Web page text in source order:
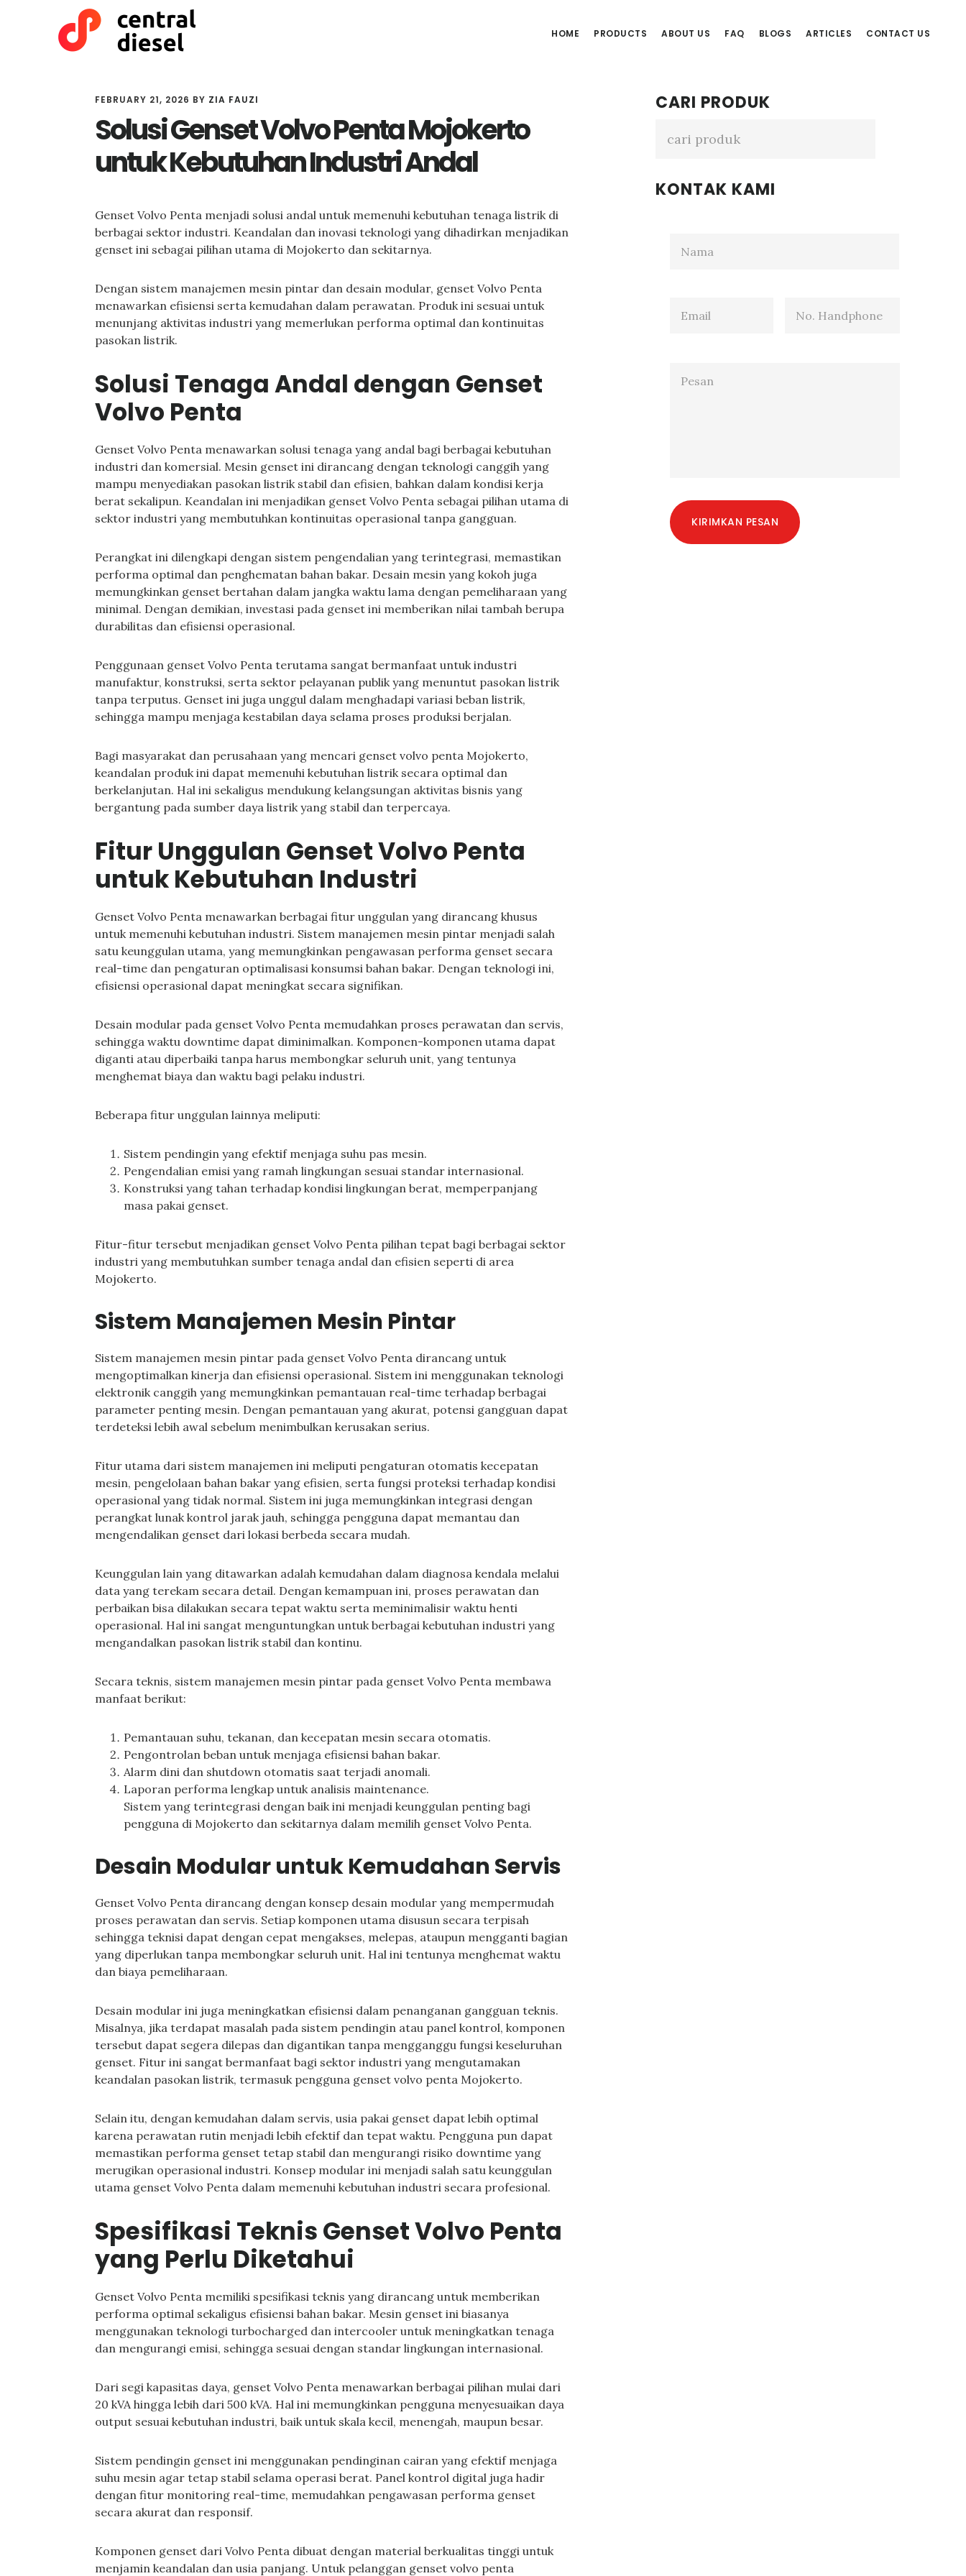
HOME PRODUCTS ABOUT US FAQ BLOGS ARTICLES CONTACT US
FEBRUARY 21, 2026 BY ZIA FAUZI
Solusi Genset Volvo Penta Mojokerto
untuk Kebutuhan Industri Andal
Genset Volvo Penta menjadi solusi andal untuk memenuhi kebutuhan tenaga listrik di
berbagai sektor industri. Keandalan dan inovasi teknologi yang dihadirkan menjadikan
genset ini sebagai pilihan utama di Mojokerto dan sekitarnya.
Dengan sistem manajemen mesin pintar dan desain modular, genset Volvo Penta
menawarkan efisiensi serta kemudahan dalam perawatan. Produk ini sesuai untuk
menunjang aktivitas industri yang memerlukan performa optimal dan kontinuitas
pasokan listrik.
Solusi Tenaga Andal dengan Genset
Volvo Penta
Genset Volvo Penta menawarkan solusi tenaga yang andal bagi berbagai kebutuhan
industri dan komersial. Mesin genset ini dirancang dengan teknologi canggih yang
mampu menyediakan pasokan listrik stabil dan efisien, bahkan dalam kondisi kerja
berat sekalipun. Keandalan ini menjadikan genset Volvo Penta sebagai pilihan utama di
sektor industri yang membutuhkan kontinuitas operasional tanpa gangguan.
Perangkat ini dilengkapi dengan sistem pengendalian yang terintegrasi, memastikan
performa optimal dan penghematan bahan bakar. Desain mesin yang kokoh juga
memungkinkan genset bertahan dalam jangka waktu lama dengan pemeliharaan yang
minimal. Dengan demikian, investasi pada genset ini memberikan nilai tambah berupa
durabilitas dan efisiensi operasional.
Penggunaan genset Volvo Penta terutama sangat bermanfaat untuk industri
manufaktur, konstruksi, serta sektor pelayanan publik yang menuntut pasokan listrik
tanpa terputus. Genset ini juga unggul dalam menghadapi variasi beban listrik,
sehingga mampu menjaga kestabilan daya selama proses produksi berjalan.
Bagi masyarakat dan perusahaan yang mencari genset volvo penta Mojokerto,
keandalan produk ini dapat memenuhi kebutuhan listrik secara optimal dan
berkelanjutan. Hal ini sekaligus mendukung kelangsungan aktivitas bisnis yang
bergantung pada sumber daya listrik yang stabil dan terpercaya.
Fitur Unggulan Genset Volvo Penta
untuk Kebutuhan Industri
Genset Volvo Penta menawarkan berbagai fitur unggulan yang dirancang khusus
untuk memenuhi kebutuhan industri. Sistem manajemen mesin pintar menjadi salah
satu keunggulan utama, yang memungkinkan pengawasan performa genset secara
real-time dan pengaturan optimalisasi konsumsi bahan bakar. Dengan teknologi ini,
efisiensi operasional dapat meningkat secara signifikan.
Desain modular pada genset Volvo Penta memudahkan proses perawatan dan servis,
sehingga waktu downtime dapat diminimalkan. Komponen-komponen utama dapat
diganti atau diperbaiki tanpa harus membongkar seluruh unit, yang tentunya
menghemat biaya dan waktu bagi pelaku industri.
Beberapa fitur unggulan lainnya meliputi:
Sistem pendingin yang efektif menjaga suhu pas mesin.
Pengendalian emisi yang ramah lingkungan sesuai standar internasional.
Konstruksi yang tahan terhadap kondisi lingkungan berat, memperpanjang
masa pakai genset.
Fitur-fitur tersebut menjadikan genset Volvo Penta pilihan tepat bagi berbagai sektor
industri yang membutuhkan sumber tenaga andal dan efisien seperti di area
Mojokerto.
Sistem Manajemen Mesin Pintar
Sistem manajemen mesin pintar pada genset Volvo Penta dirancang untuk
mengoptimalkan kinerja dan efisiensi operasional. Sistem ini menggunakan teknologi
elektronik canggih yang memungkinkan pemantauan real-time terhadap berbagai
parameter penting mesin. Dengan pemantauan yang akurat, potensi gangguan dapat
terdeteksi lebih awal sebelum menimbulkan kerusakan serius.
Fitur utama dari sistem manajemen ini meliputi pengaturan otomatis kecepatan
mesin, pengelolaan bahan bakar yang efisien, serta fungsi proteksi terhadap kondisi
operasional yang tidak normal. Sistem ini juga memungkinkan integrasi dengan
perangkat lunak kontrol jarak jauh, sehingga pengguna dapat memantau dan
mengendalikan genset dari lokasi berbeda secara mudah.
Keunggulan lain yang ditawarkan adalah kemudahan dalam diagnosa kendala melalui
data yang terekam secara detail. Dengan kemampuan ini, proses perawatan dan
perbaikan bisa dilakukan secara tepat waktu serta meminimalisir waktu henti
operasional. Hal ini sangat menguntungkan untuk berbagai kebutuhan industri yang
mengandalkan pasokan listrik stabil dan kontinu.
Secara teknis, sistem manajemen mesin pintar pada genset Volvo Penta membawa
manfaat berikut:
Pemantauan suhu, tekanan, dan kecepatan mesin secara otomatis.
Pengontrolan beban untuk menjaga efisiensi bahan bakar.
Alarm dini dan shutdown otomatis saat terjadi anomali.
Laporan performa lengkap untuk analisis maintenance.
Sistem yang terintegrasi dengan baik ini menjadi keunggulan penting bagi
pengguna di Mojokerto dan sekitarnya dalam memilih genset Volvo Penta.
Desain Modular untuk Kemudahan Servis
Genset Volvo Penta dirancang dengan konsep desain modular yang mempermudah
proses perawatan dan servis. Setiap komponen utama disusun secara terpisah
sehingga teknisi dapat dengan cepat mengakses, melepas, ataupun mengganti bagian
yang diperlukan tanpa membongkar seluruh unit. Hal ini tentunya menghemat waktu
dan biaya pemeliharaan.
Desain modular ini juga meningkatkan efisiensi dalam penanganan gangguan teknis.
Misalnya, jika terdapat masalah pada sistem pendingin atau panel kontrol, komponen
tersebut dapat segera dilepas dan digantikan tanpa mengganggu fungsi keseluruhan
genset. Fitur ini sangat bermanfaat bagi sektor industri yang mengutamakan
keandalan pasokan listrik, termasuk pengguna genset volvo penta Mojokerto.
Selain itu, dengan kemudahan dalam servis, usia pakai genset dapat lebih optimal
karena perawatan rutin menjadi lebih efektif dan tepat waktu. Pengguna pun dapat
memastikan performa genset tetap stabil dan mengurangi risiko downtime yang
merugikan operasional industri. Konsep modular ini menjadi salah satu keunggulan
utama genset Volvo Penta dalam memenuhi kebutuhan industri secara profesional.
Spesifikasi Teknis Genset Volvo Penta
yang Perlu Diketahui
Genset Volvo Penta memiliki spesifikasi teknis yang dirancang untuk memberikan
performa optimal sekaligus efisiensi bahan bakar. Mesin genset ini biasanya
menggunakan teknologi turbocharged dan intercooler untuk meningkatkan tenaga
dan mengurangi emisi, sehingga sesuai dengan standar lingkungan internasional.
Dari segi kapasitas daya, genset Volvo Penta menawarkan berbagai pilihan mulai dari
20 kVA hingga lebih dari 500 kVA. Hal ini memungkinkan pengguna menyesuaikan daya
output sesuai kebutuhan industri, baik untuk skala kecil, menengah, maupun besar.
Sistem pendingin genset ini menggunakan pendinginan cairan yang efektif menjaga
suhu mesin agar tetap stabil selama operasi berat. Panel kontrol digital juga hadir
dengan fitur monitoring real-time, memudahkan pengawasan performa genset
secara akurat dan responsif.
Komponen genset dari Volvo Penta dibuat dengan material berkualitas tinggi untuk
menjamin keandalan dan usia panjang. Untuk pelanggan genset volvo penta
Primary
Sidebar
CARI PRODUK
KONTAK KAMI
KIRIMKAN PESAN